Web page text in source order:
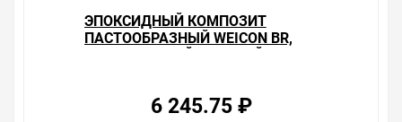
ЭПОКСИДНЫЙ КОМПОЗИТ
ПАСТООБРАЗНЫЙ WEICON BR,
6 245.75 ₽